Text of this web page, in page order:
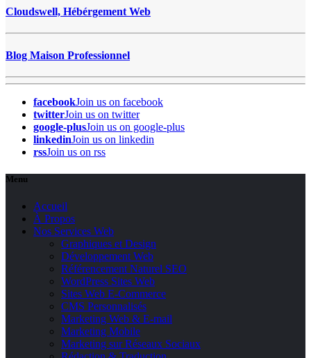
Cloudswell, Hébérgement Web
Blog Maison Professionnel
facebookJoin us on facebook
twitterJoin us on twitter
google-plusJoin us on google-plus
linkedinJoin us on linkedin
rssJoin us on rss
Menu
Accueil
À Propos
Nos Services Web
Graphiques et Design
Développement Web
Référencement Naturel SEO
WordPress Sites Web
Sites Web E-Commerce
CMS Personnalisés
Marketing Web & E-mail
Marketing Mobile
Marketing sur Réseaux Sociaux